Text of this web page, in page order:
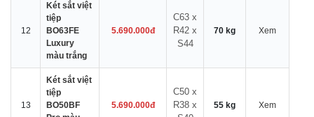
12
Két sắt việt
tiệp
BO63FE
Luxury
màu trắng
5.690.000đ
C63 x
R42 x
S44
70 kg Xem
13
Két sắt việt
tiệp
BO50BF
5.690.000đ
C50 x
R38 x
55 kg Xem